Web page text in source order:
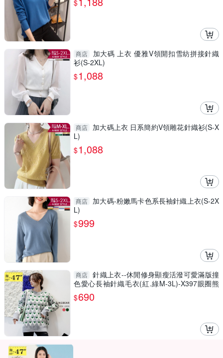
$
商店
加大碼 上衣 優雅V領開扣雪紡拼接針織
衫(S-2XL)
$1,088
商店
加大碼上衣 日系簡約V領雕花針織衫(S-X
L)
$1,088
商店
加大碼-粉嫩馬卡色系長袖針織上衣(S-2X
L)
$999
商店 針織上衣--休閒修身顯瘦活潑可愛滿版撞
色愛心長袖針織毛衣(紅.綠M-3L)-X397眼圈熊
中大尺碼◎
$690